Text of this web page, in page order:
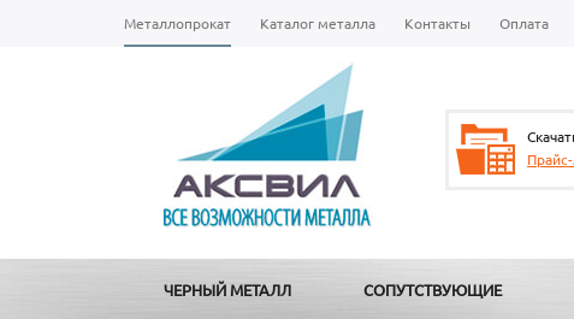
Металлопрокат Каталог металла Контакты Оплата
ЧЕРНЫЙ МЕТАЛЛ СОПУТСТВУЮЩИЕ